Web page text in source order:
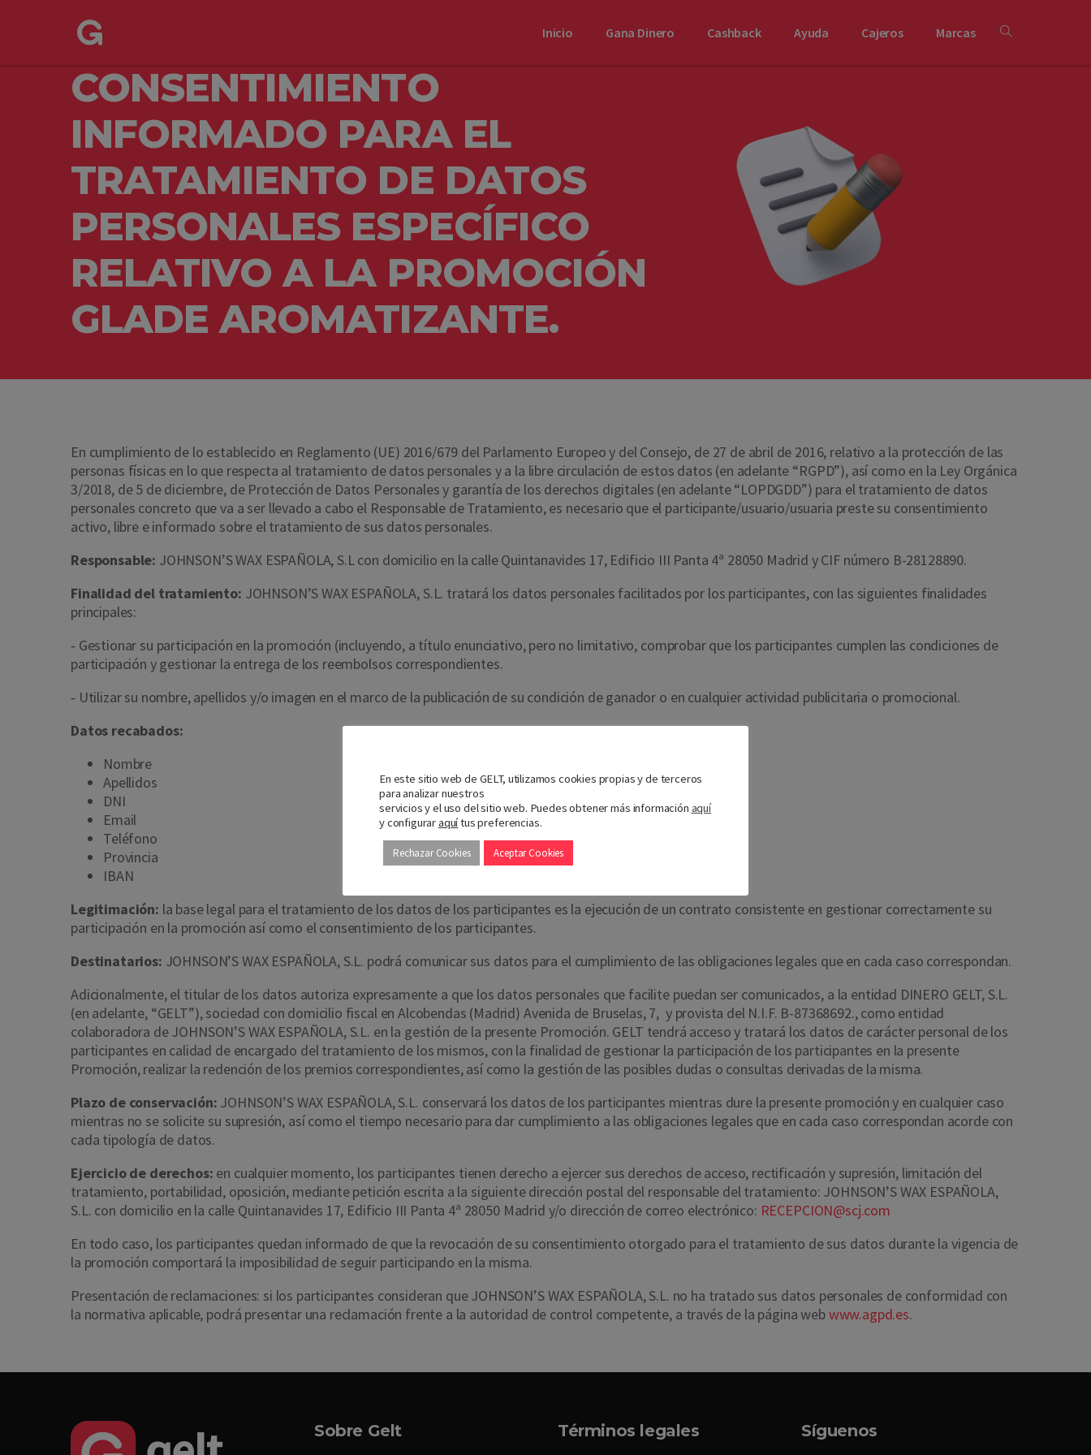
Inicio Gana Dinero Cashback Ayuda Cajeros Marcas
CONSENTIMIENTO
INFORMADO PARA EL
TRATAMIENTO DE DATOS
PERSONALES ESPECÍFICO
RELATIVO A LA PROMOCIÓN
GLADE AROMATIZANTE.
En cumplimiento de lo establecido en Reglamento (UE) 2016/679 del Parlamento Europeo y del Consejo, de 27 de abril de 2016, relativo a la protección de las
personas físicas en lo que respecta al tratamiento de datos personales y a la libre circulación de estos datos (en adelante “RGPD”), así como en la Ley Orgánica
3/2018, de 5 de diciembre, de Protección de Datos Personales y garantía de los derechos digitales (en adelante “LOPDGDD”) para el tratamiento de datos
personales concreto que va a ser llevado a cabo el Responsable de Tratamiento, es necesario que el participante/usuario/usuaria preste su consentimiento
activo, libre e informado sobre el tratamiento de sus datos personales.
Responsable: JOHNSON’S WAX ESPAÑOLA, S.L con domicilio en la calle Quintanavides 17, Edificio III Panta 4ª 28050 Madrid y CIF número B-28128890.
Finalidad del tratamiento: JOHNSON’S WAX ESPAÑOLA, S.L. tratará los datos personales facilitados por los participantes, con las siguientes finalidades
principales:
‐ Gestionar su participación en la promoción (incluyendo, a título enunciativo, pero no limitativo, comprobar que los participantes cumplen las condiciones de
participación y gestionar la entrega de los reembolsos correspondientes.
‐ Utilizar su nombre, apellidos y/o imagen en el marco de la publicación de su condición de ganador o en cualquier actividad publicitaria o promocional.
Datos recabados:
Nombre
Apellidos
DNI
Email
Teléfono
Provincia
IBAN
Legitimación: la base legal para el tratamiento de los datos de los participantes es la ejecución de un contrato consistente en gestionar correctamente su
participación en la promoción así como el consentimiento de los participantes.
Destinatarios: JOHNSON’S WAX ESPAÑOLA, S.L. podrá comunicar sus datos para el cumplimiento de las obligaciones legales que en cada caso correspondan.
Adicionalmente, el titular de los datos autoriza expresamente a que los datos personales que facilite puedan ser comunicados, a la entidad DINERO GELT, S.L.
(en adelante, “GELT”), sociedad con domicilio fiscal en Alcobendas (Madrid) Avenida de Bruselas, 7, y provista del N.I.F. B-87368692., como entidad
colaboradora de JOHNSON’S WAX ESPAÑOLA, S.L. en la gestión de la presente Promoción. GELT tendrá acceso y tratará los datos de carácter personal de los
participantes en calidad de encargado del tratamiento de los mismos, con la finalidad de gestionar la participación de los participantes en la presente
Promoción, realizar la redención de los premios correspondientes, así como la gestión de las posibles dudas o consultas derivadas de la misma.
Plazo de conservación: JOHNSON’S WAX ESPAÑOLA, S.L. conservará los datos de los participantes mientras dure la presente promoción y en cualquier caso
mientras no se solicite su supresión, así como el tiempo necesario para dar cumplimiento a las obligaciones legales que en cada caso correspondan acorde con
cada tipología de datos.
Ejercicio de derechos: en cualquier momento, los participantes tienen derecho a ejercer sus derechos de acceso, rectificación y supresión, limitación del
tratamiento, portabilidad, oposición, mediante petición escrita a la siguiente dirección postal del responsable del tratamiento: JOHNSON’S WAX ESPAÑOLA,
S.L. con domicilio en la calle Quintanavides 17, Edificio III Panta 4ª 28050 Madrid y/o dirección de correo electrónico: RECEPCION@scj.com
En todo caso, los participantes quedan informado de que la revocación de su consentimiento otorgado para el tratamiento de sus datos durante la vigencia de
la promoción comportará la imposibilidad de seguir participando en la misma.
Presentación de reclamaciones: si los participantes consideran que JOHNSON’S WAX ESPAÑOLA, S.L. no ha tratado sus datos personales de conformidad con
la normativa aplicable, podrá presentar una reclamación frente a la autoridad de control competente, a través de la página webwww.agpd.es.
Sobre Gelt Términos legales Síguenos
En este sitio web de GELT, utilizamos cookies propias y de terceros
para analizar nuestros
servicios y el uso del sitio web. Puedes obtener más información aquí
y configuraraquítus preferencias.
Rechazar Cookies Aceptar Cookies